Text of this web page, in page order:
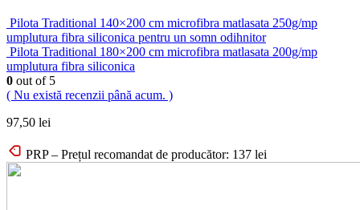
Pilota Traditional 140×200 cm microfibra matlasata 250g/mp
umplutura fibra siliconica pentru un somn odihnitor
Pilota Traditional 180×200 cm microfibra matlasata 200g/mp
umplutura fibra siliconica
0 out of 5
( Nu există recenzii până acum. )
97,50 lei
PRP – Prețul recomandat de producător: 137 lei